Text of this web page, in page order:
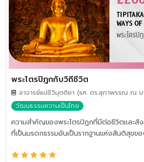
พระไตรปิฎกกับวิถีชีวิต
อาจารย์แม่ชีวิมุตติยา (รศ. ดร.สุภาพรรณ ณ บ
วัฒนธรรมความเป็นไทย
ความสำคัญของพระไตรปิฎกที่มีต่อชีวิตและสัง
ที่เป็นมรดกธรรมอันเป็นรากฐานแห่งสันติสุขข
ปฏิบัติในชีวิตและสังคมปัจจุบัน